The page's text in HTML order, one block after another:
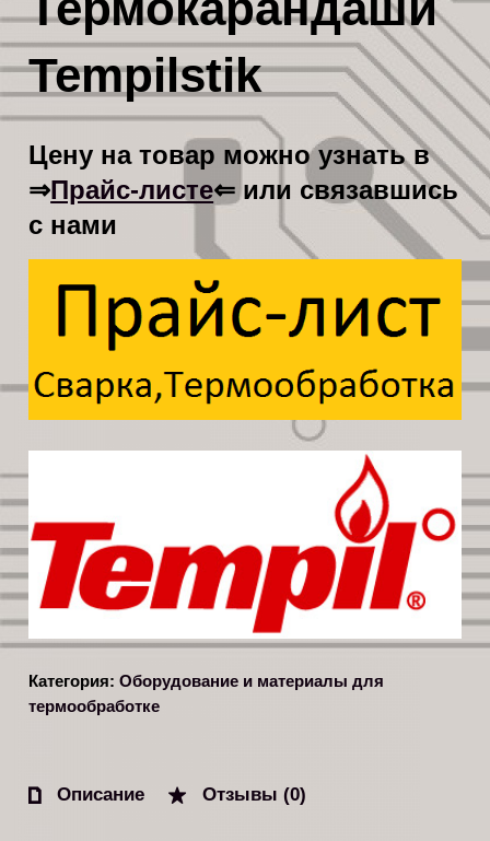
Tempilstik
Цену на товар можно узнать в
⇒Прайс-листе⇐ или связавшись
с нами
Категория:Оборудование и материалы для
термообработке
Описание Отзывы (0)